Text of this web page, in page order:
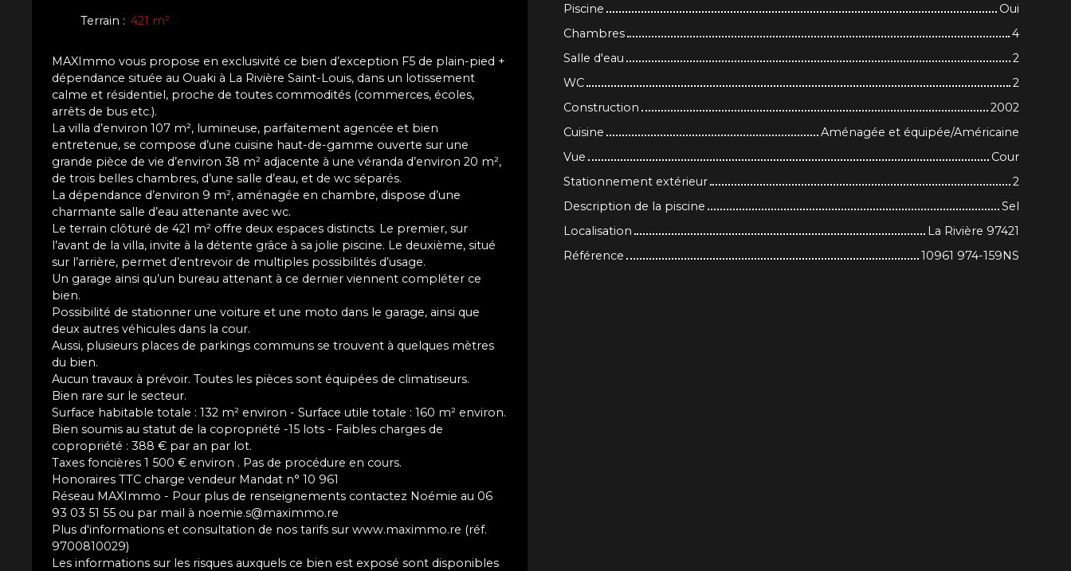
Terrain : 421 m²
MAXImmo vous propose en exclusivité ce bien d’exception F5 de plain-pied +
dépendance située au Ouaki à La Rivière Saint-Louis, dans un lotissement
calme et résidentiel, proche de toutes commodités (commerces, écoles,
arrêts de bus etc.).
La villa d’environ 107 m², lumineuse, parfaitement agencée et bien
entretenue, se compose d’une cuisine haut-de-gamme ouverte sur une
grande pièce de vie d’environ 38 m² adjacente à une véranda d’environ 20 m²,
de trois belles chambres, d’une salle d’eau, et de wc séparés.
La dépendance d’environ 9 m², aménagée en chambre, dispose d’une
charmante salle d’eau attenante avec wc.
Le terrain clôturé de 421 m² offre deux espaces distincts. Le premier, sur
l’avant de la villa, invite à la détente grâce à sa jolie piscine. Le deuxième, situé
sur l’arrière, permet d’entrevoir de multiples possibilités d’usage.
Un garage ainsi qu’un bureau attenant à ce dernier viennent compléter ce
bien.
Possibilité de stationner une voiture et une moto dans le garage, ainsi que
deux autres véhicules dans la cour.
Aussi, plusieurs places de parkings communs se trouvent à quelques mètres
du bien.
Aucun travaux à prévoir. Toutes les pièces sont équipées de climatiseurs.
Bien rare sur le secteur.
Surface habitable totale : 132 m² environ - Surface utile totale : 160 m² environ.
Bien soumis au statut de la copropriété -15 lots - Faibles charges de
copropriété : 388 € par an par lot.
Taxes foncières 1 500 € environ . Pas de procédure en cours.
Honoraires TTC charge vendeur Mandat n° 10 961
Réseau MAXImmo - Pour plus de renseignements contactez Noémie au 06
93 03 51 55 ou par mail à noemie.s@maximmo.re
Plus d'informations et consultation de nos tarifs sur www.maximmo.re (réf.
9700810029)
Les informations sur les risques auxquels ce bien est exposé sont disponibles
Piscine
Oui
Chambres
4
Salle d'eau
2
WC
2
Construction
2002
Cuisine
Aménagée et équipée/Américaine
Vue
Cour
Stationnement extérieur
2
Description de la piscine
Sel
Localisation
La Rivière 97421
Référence
10961 974-159NS